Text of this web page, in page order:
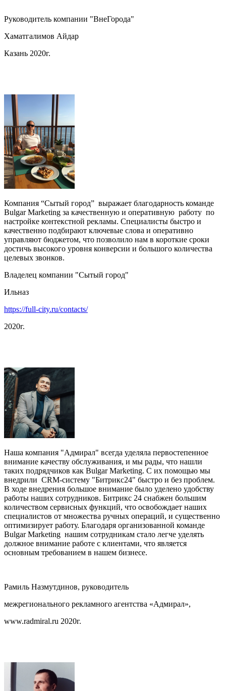
Руководитель компании "ВнеГорода"
Хаматгалимов Айдар
Казань 2020г.
Компания “Сытый город” выражает благодарность команде
Bulgar Marketing за качественную и оперативную работу по
настройке контекстной рекламы. Специалисты быстро и
качественно подбирают ключевые слова и оперативно
управляют бюджетом, что позволило нам в короткие сроки
достичь высокого уровня конверсии и большого количества
целевых звонков.
Владелец компании "Сытый город"
Ильназ
https://full-city.ru/contacts/
2020г.
Наша компания "Адмирал" всегда уделяла первостепенное
внимание качеству обслуживания, и мы рады, что нашли
таких подрядчиков как Bulgar Marketing. С их помощью мы
внедрили CRM-систему "Битрикс24" быстро и без проблем.
В ходе внедрения большое внимание было уделено удобству
работы наших сотрудников. Битрикс 24 снабжен большим
количеством сервисных функций, что освобождает наших
специалистов от множества ручных операций, и существенно
оптимизирует работу. Благодаря организованной команде
Bulgar Marketing нашим сотрудникам стало легче уделять
должное внимание работе с клиентами, что является
основным требованием в нашем бизнесе.
Рамиль Назмутдинов, руководитель
межрегионального рекламного агентства «Адмирал»,
www.radmiral.ru 2020г.